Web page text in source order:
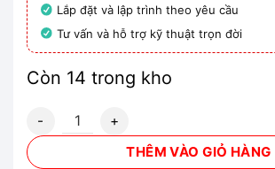
Lắp đặt và lập trình theo yêu cầu
Tư vấn và hỗ trợ kỹ thuật trọn đời
Còn 14 trong kho
3RU2136-4FB0 - Rơ le nhiệt 28 - 40 A
THÊM VÀO GIỎ HÀNG